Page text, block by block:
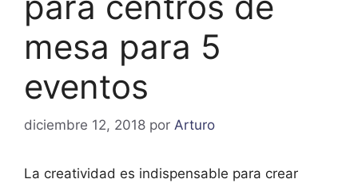
mesa para 5
eventos
diciembre 12, 2018 por Arturo
La creatividad es indispensable para crear